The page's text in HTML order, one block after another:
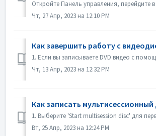
Чт, 27 Апр, 2023 на 12:10 PM
Как завершить работу с
Чт, 13 Апр, 2023 на 12:32 PM
Как записать мультисессионный
Вт, 25 Апр, 2023 на 12:24 PM